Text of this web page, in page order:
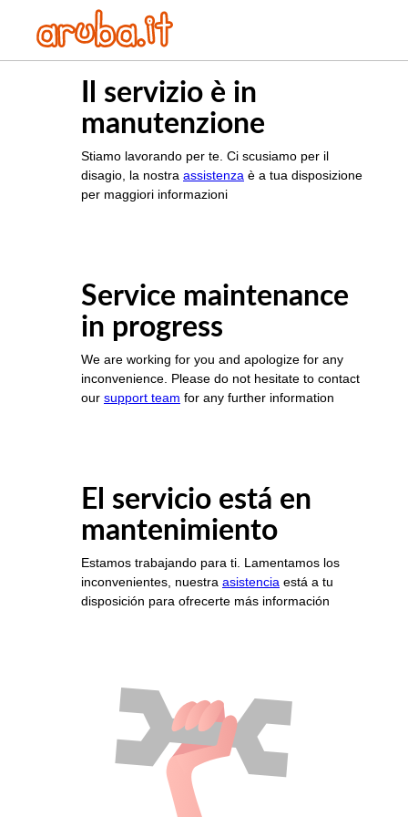
Il servizio è in
manutenzione
Stiamo lavorando per te. Ci scusiamo per il
disagio, la nostra assistenza è a tua disposizione
per maggiori informazioni
Service maintenance
in progress
We are working for you and apologize for any
inconvenience. Please do not hesitate to contact
our support team for any further information
El servicio está en
mantenimiento
Estamos trabajando para ti. Lamentamos los
inconvenientes, nuestra asistencia está a tu
disposición para ofrecerte más información